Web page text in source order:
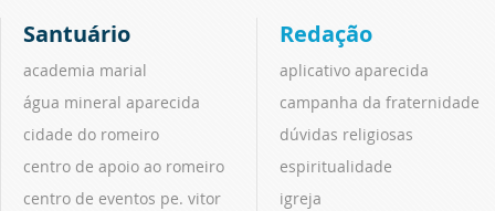
Santuário
academia marial
água mineral aparecida
cidade do romeiro
centro de apoio ao romeiro
centro de eventos pe. vitor
Redação
aplicativo aparecida
campanha da fraternidade
dúvidas religiosas
espiritualidade
igreja